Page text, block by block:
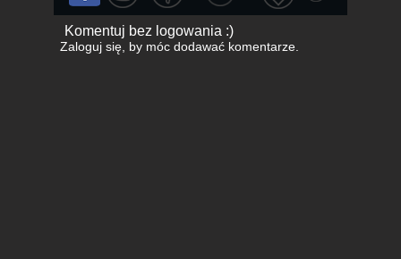
Komentuj bez logowania :)
Zaloguj się, by móc dodawać komentarze.